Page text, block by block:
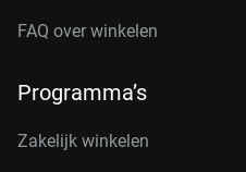
FAQ over winkelen
Programma’s
Zakelijk winkelen